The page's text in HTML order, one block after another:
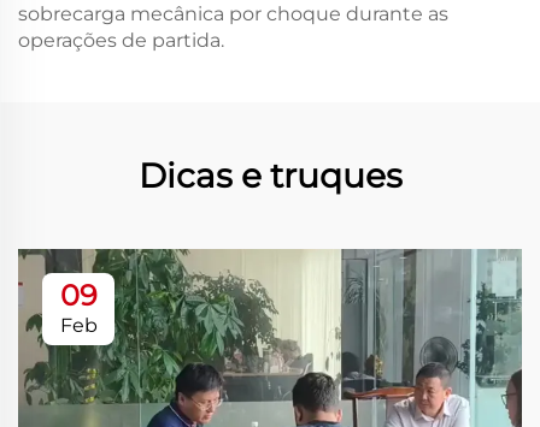
sobrecarga mecânica por choque durante as
operações de partida.
Dicas e truques
09
Feb